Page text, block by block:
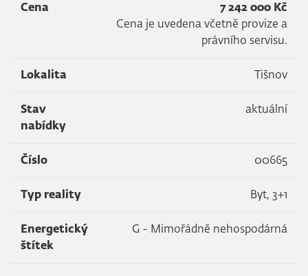
Cena
7 242 000 Kč
Cena je uvedena včetně provize a
právního servisu.
Lokalita Tišnov
Stav
nabídky
aktuální
Číslo 00665
Typ reality Byt, 3+1
Energetický
štítek
G - Mimořádně nehospodárná